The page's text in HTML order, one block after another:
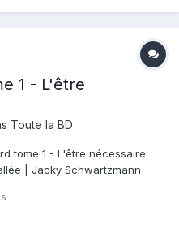
1 - L'être
Toute la BD
tome 1 - L'être nécessaire
| Jacky Schwartzmann
l'album : Un homme de main